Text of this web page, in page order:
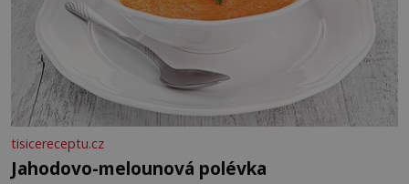
tisicereceptu.cz
Jahodovo-melounová polévka